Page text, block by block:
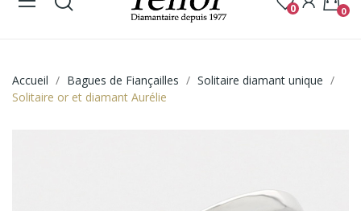
0 0
Accueil Bagues de Fiançailles
Solitaire diamant unique
Solitaire or et diamant Aurélie